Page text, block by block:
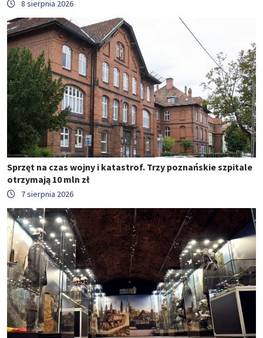
8 sierpnia 2026
Sprzęt na czas wojny i katastrof. Trzy poznańskie szpitale
otrzymają 10 mln zł
7 sierpnia 2026